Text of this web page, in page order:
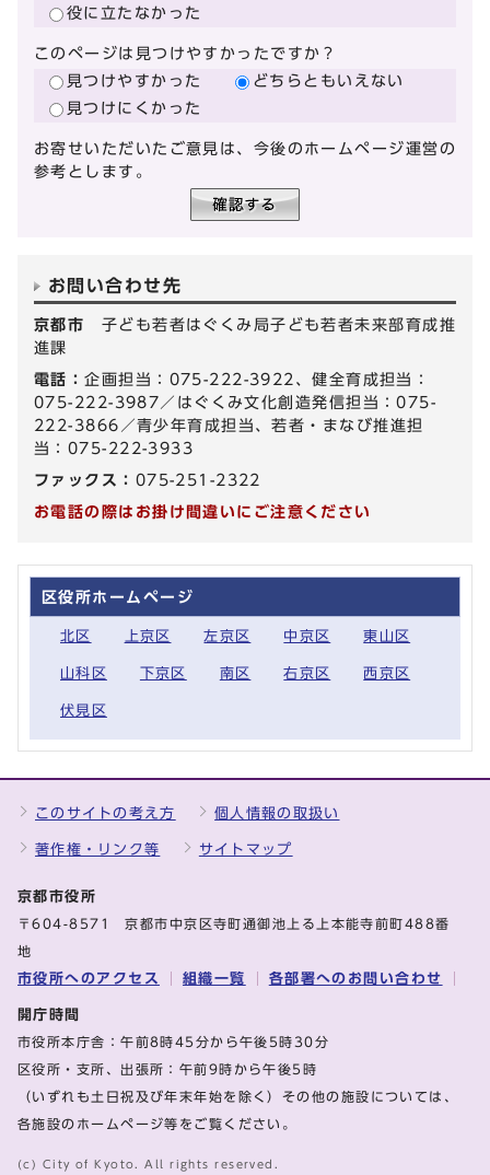
役に立たなかった
このページは見つけやすかったですか？
見つけやすかった
どちらともいえない
見つけにくかった
お寄せいただいたご意見は、今後のホームページ運営の
参考とします。
お問い合わせ先
京都市 子ども若者はぐくみ局子ども若者未来部育成推
進課
電話：企画担当：075-222-3922、健全育成担当：
075-222-3987／はぐくみ文化創造発信担当：075-
222-3866／青少年育成担当、若者・まなび推進担
当：075-222-3933
ファックス： 075-251-2322
お電話の際はお掛け間違いにご注意ください
区役所ホームページ
北区 上京区 左京区 中京区 東山区
山科区 下京区 南区 右京区 西京区
伏見区
このサイトの考え方 個人情報の取扱い
著作権・リンク等 サイトマップ
京都市役所
〒604-8571 京都市中京区寺町通御池上る上本能寺前町488番
地
市役所へのアクセス 組織一覧 各部署へのお問い合わせ
開庁時間
市役所本庁舎：午前8時45分から午後5時30分
区役所・支所、出張所：午前9時から午後5時
（いずれも土日祝及び年末年始を除く）その他の施設については、
各施設のホームページ等をご覧ください。
(c) City of Kyoto. All rights reserved.